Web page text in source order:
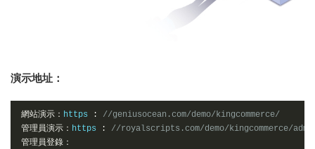
演示地址：
網站演示： https :
//geniusocean.com/demo/kingcommerce/
管理員演示： https :
//royalscripts.com/demo/kingcommerce/
管理員登錄：